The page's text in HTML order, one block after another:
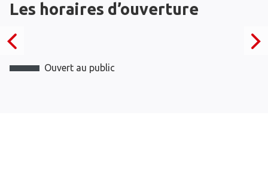
Les horaires d’ouverture
Ouvert au public